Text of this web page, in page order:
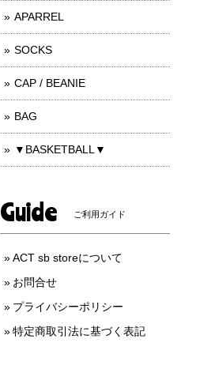
APARREL
SOCKS
CAP / BEANIE
BAG
▼BASKETBALL▼
Guide ご利用ガイド
ACT sb storeについて
お問合せ
プライバシーポリシー
特定商取引法に基づく表記